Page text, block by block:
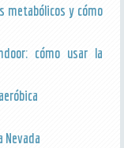
metabólicos y cómo
cómo usar la
Nevada